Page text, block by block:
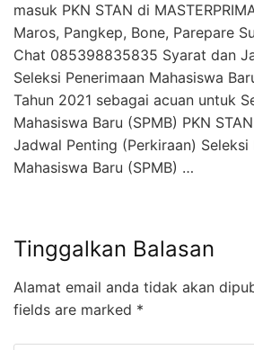
masuk PKN STAN di
Maros, Pangkep, Bone, Parepare
Chat 085398835835 Syarat dan
Seleksi Penerimaan Mahasiswa
Tahun 2021 sebagai acuan untuk
Mahasiswa Baru (SPMB) PKN
Jadwal Penting (Perkiraan) Seleksi
Mahasiswa Baru (SPMB) …
Tinggalkan Balasan
Alamat email anda tidak akan
fields are marked *